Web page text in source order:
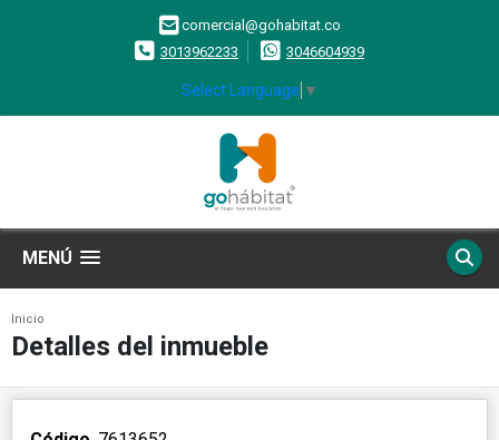
comercial@gohabitat.co
3013962233
3046604939
Select Language ▼
MENÚ
Inicio
Detalles del inmueble